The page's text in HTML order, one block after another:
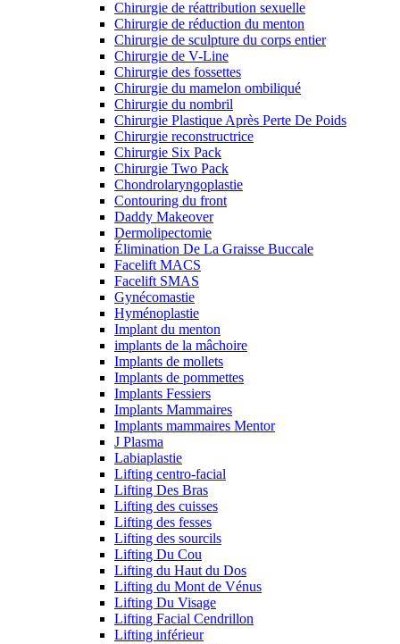
Chirurgie de réattribution sexuelle
Chirurgie de réduction du menton
Chirurgie de sculpture du corps entier
Chirurgie de V-Line
Chirurgie des fossettes
Chirurgie du mamelon ombiliqué
Chirurgie du nombril
Chirurgie Plastique Après Perte De Poids
Chirurgie reconstructrice
Chirurgie Six Pack
Chirurgie Two Pack
Chondrolaryngoplastie
Contouring du front
Daddy Makeover
Dermolipectomie
Élimination De La Graisse Buccale
Facelift MACS
Facelift SMAS
Gynécomastie
Hyménoplastie
Implant du menton
implants de la mâchoire
Implants de mollets
Implants de pommettes
Implants Fessiers
Implants Mammaires
Implants mammaires Mentor
J Plasma
Labiaplastie
Lifting centro-facial
Lifting Des Bras
Lifting des cuisses
Lifting des fesses
Lifting des sourcils
Lifting Du Cou
Lifting du Haut du Dos
Lifting du Mont de Vénus
Lifting Du Visage
Lifting Facial Cendrillon
Lifting inférieur